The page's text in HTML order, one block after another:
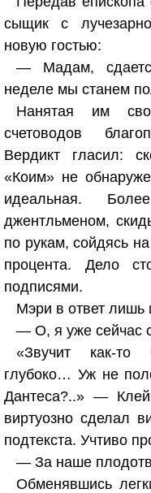
сыщик с
новую гостью:
— Мадам,
неделе мы станем
Нанятая им
счетоводов
Вердикт гласил:
«Коим» не
идеальная.
джентльменом,
по рукам, сойдясь
процента. Дело
подписями.
Мэри в ответ лишь
— О, я уже сейчас
«Звучит как-то
глубоко… Уж не
Дантеса?..» —
виртуозно сделал
подтекста. Учтиво
— За наше
Обменявшись